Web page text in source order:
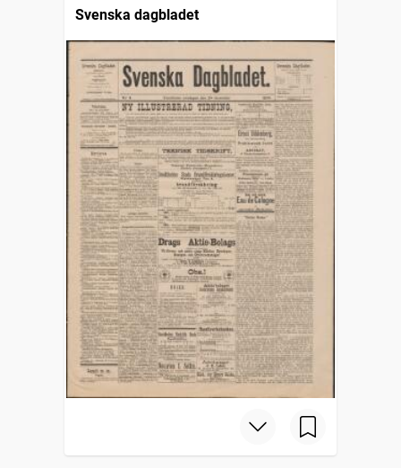
Svenska dagbladet